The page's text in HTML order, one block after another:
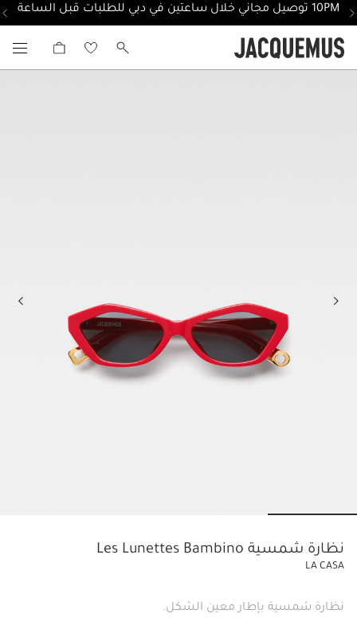
10PM توصيل مجاني خلال ساعتين في دبي للطلبات قبل الساعة
نظارة شمسية Les Lunettes Bambino
LA CASA
نظارة شمسية بإطار معين الشكل.